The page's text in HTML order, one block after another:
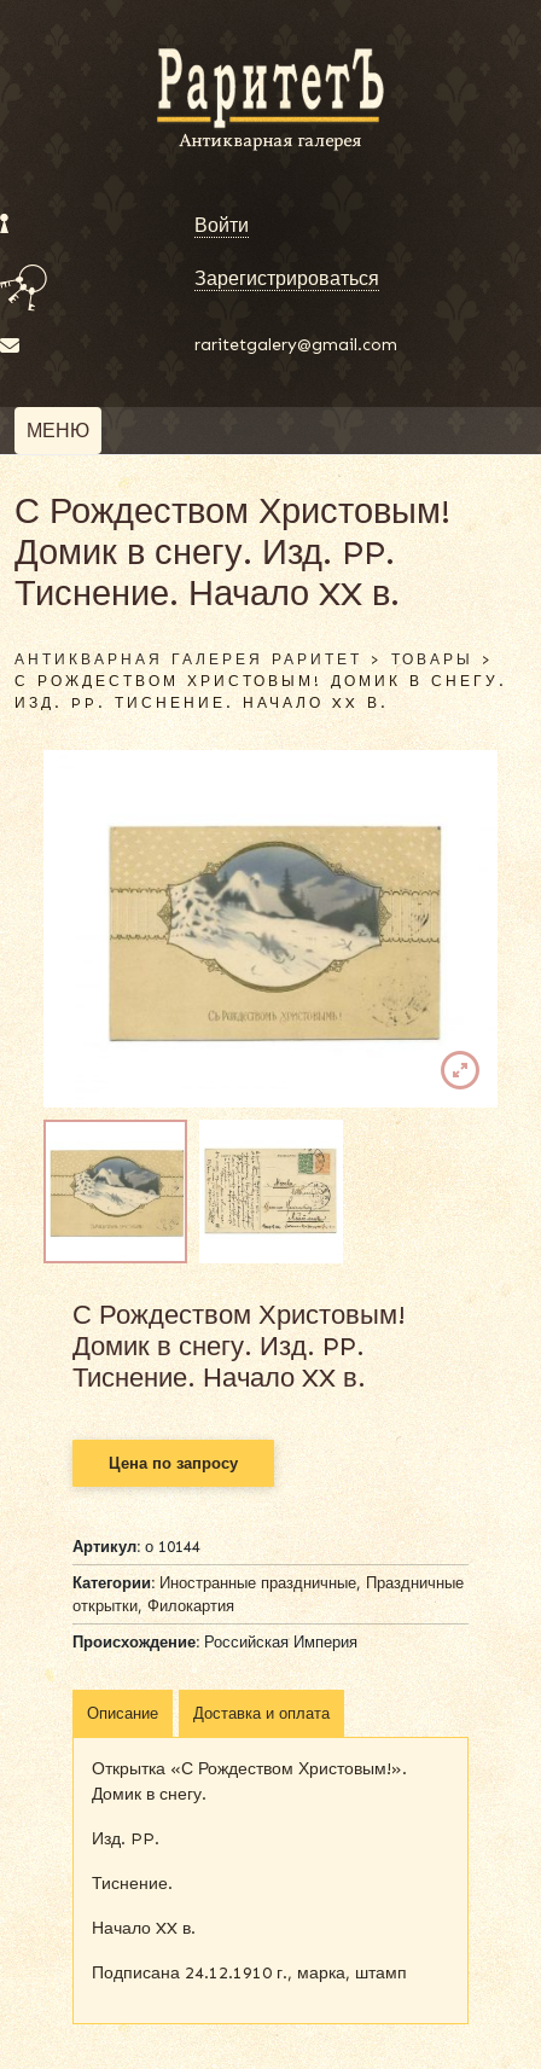
Войти
Зарегистрироваться
raritetgalery@gmail.com
МЕНЮ
С Рождеством Христовым!
Домик в снегу. Изд. PP.
Тиснение. Начало XX в.
АНТИКВАРНАЯ ГАЛЕРЕЯ РАРИТЕТ >ТОВАРЫ >
С РОЖДЕСТВОМ ХРИСТОВЫМ! ДОМИК В СНЕГУ.
ИЗД. PP. ТИСНЕНИЕ. НАЧАЛО XX В.
С Рождеством Христовым!
Домик в снегу. Изд. PP.
Тиснение. Начало XX в.
Цена по запросу
Артикул:о 10144
Категории: Иностранные праздничные,Праздничные
открытки,Филокартия
Происхождение:Российская Империя
Описание Доставка и оплата
Открытка «С Рождеством Христовым!».
Домик в снегу.
Изд. PP.
Тиснение.
Начало XX в.
Подписана 24.12.1910 г., марка, штамп